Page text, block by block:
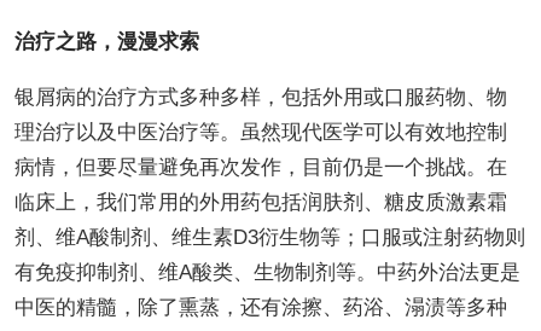
治疗之路，漫漫求索
银屑病的治疗方式多种多样，包括外用或口服药物、物
理治疗以及中医治疗等。虽然现代医学可以有效地控制
病情，但要尽量避免再次发作，目前仍是一个挑战。在
临床上，我们常用的外用药包括润肤剂、糖皮质激素霜
剂、维A酸制剂、维生素D3衍生物等；口服或注射药物则
有免疫抑制剂、维A酸类、生物制剂等。中药外治法更是
中医的精髓，除了熏蒸，还有涂擦、药浴、溻渍等多种